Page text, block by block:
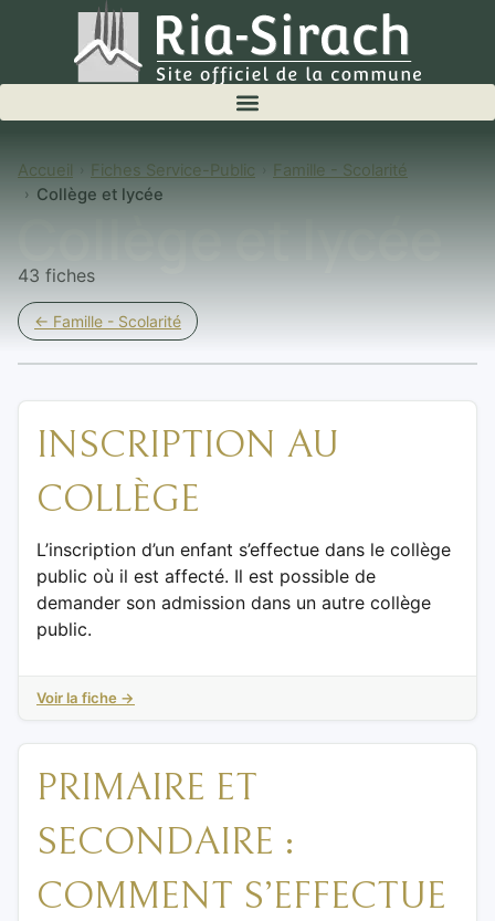
Accueil Fiches Service-Public
Famille - Scolarité
Collège et lycée
Collège et lycée
43 fiches
← Famille - Scolarité
INSCRIPTION AU
COLLÈGE
L’inscription d’un enfant s’effectue dans le collège
public où il est affecté. Il est possible de
demander son admission dans un autre collège
public.
Voir la fiche →
PRIMAIRE ET
SECONDAIRE :
COMMENT S’EFFECTUE